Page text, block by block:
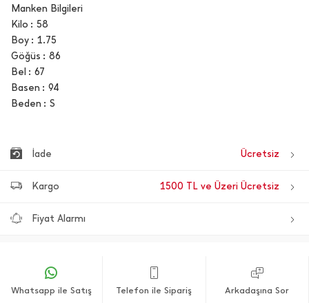
Manken Bilgileri
Kilo
58
Boy
1.75
Göğüs
86
Bel
67
Basen
94
Beden
S
İade Ücretsiz
Kargo 1500 TL ve Üzeri Ücretsiz
Fiyat Alarmı
Whatsapp ile Satış Telefon ile Sipariş Arkadaşına Sor